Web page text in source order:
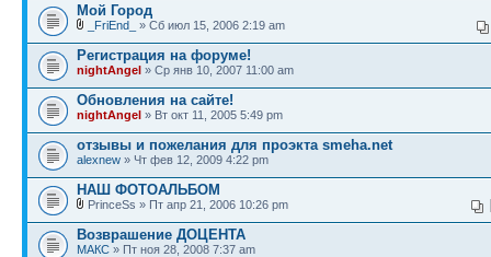
Мой Город
_FriEnd_ » Сб июл 15, 2006 2:19 am
Регистрация на форуме!
nightAngel » Ср янв 10, 2007 11:00 am
Обновления на сайте!
nightAngel » Вт окт 11, 2005 5:49 pm
отзывы и пожелания для проэкта smeha.net
alexnew » Чт фев 12, 2009 4:22 pm
НАШ ФОТОАЛЬБОМ
PrinceSs » Пт апр 21, 2006 10:26 pm
Возврашение ДОЦЕНТА
МАКС » Пт ноя 28, 2008 7:37 am